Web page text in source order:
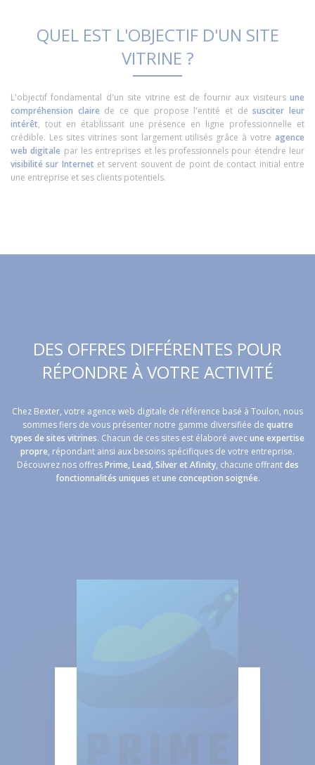
QUEL EST L'OBJECTIF D'UN SITE
VITRINE ?
L'objectif fondamental d'un site vitrine est de fournir aux visiteurs une
compréhension claire de ce que propose l'entité et desusciter leur
intérêt, tout en établissant une présence en ligne professionnelle et
crédible. Les sites vitrines sont largement utilisés grâce à votre agence
web digitale par les entreprises et les professionnels pour étendre leur
visibilité sur Internet et servent souvent de point de contact initial entre
une entreprise et ses clients potentiels.
DES OFFRES DIFFÉRENTES POUR
RÉPONDRE À VOTRE ACTIVITÉ
Chez Bexter, votre agence web digitale de référence basé à Toulon, nous
sommes fiers de vous présenter notre gamme diversifiée de quatre
types de sites vitrines. Chacun de ces sites est élaboré avecune expertise
propre, répondant ainsi aux besoins spécifiques de votre entreprise.
Découvrez nos offresPrime, Lead, Silver et Afinity, chacune offrantdes
fonctionnalités uniques etune conception soignée.